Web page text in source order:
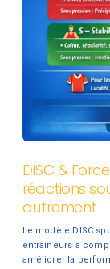
DISC &
réactions
autrement
Le modèle DISC
entraîneurs à
améliorer la